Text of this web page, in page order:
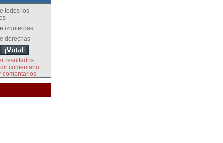
todos los
izquierdas
derechas
resultados
comentario
comentarios